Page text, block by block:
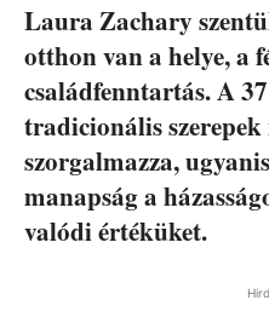
Laura Zachary
otthon van a helye, a
családfenntartás. A
tradicionális szerepek
szorgalmazza,
manapság a
valódi értéküket.